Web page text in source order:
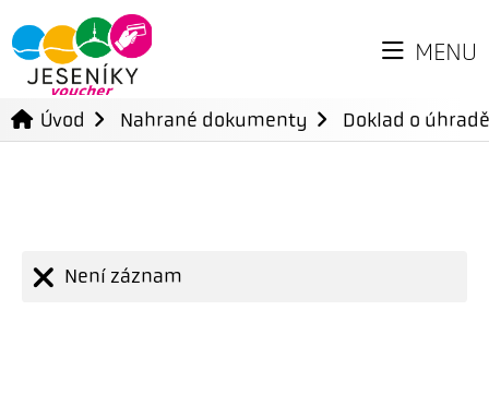
MENU
Úvod Nahrané dokumenty Doklad o
Není záznam